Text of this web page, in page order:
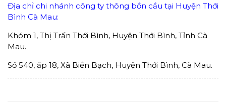
Địa chỉ chi nhánh công ty thông bồn cầu tại Huyện Thới
Bình Cà Mau:
Khóm 1, Thị Trấn Thới Bình, Huyện Thới Bình, Tỉnh Cà
Mau.
Số 540, ấp 18, Xã Biển Bạch, Huyện Thới Bình, Cà Mau.